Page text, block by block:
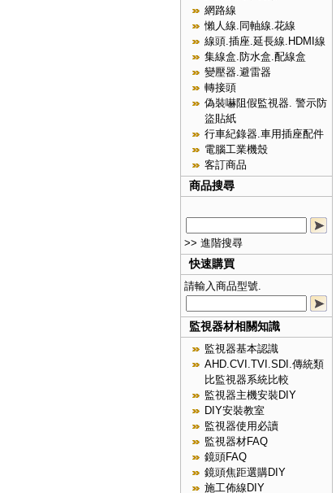
網路線
懶人線.同軸線.花線
線頭.插座.延長線.HDMI線
集線盒.防水盒.配線盒
變壓器.避雷器
轉接頭
偽裝嚇阻假監視器. 警示防
盜貼紙
行車紀錄器.車用插座配件
電腦工業機殼
客訂商品
商品搜尋
>> 進階搜尋
快速購買
請輸入商品型號.
監視器材相關知識
監視器基本認識
AHD.CVI.TVI.SDI.傳統類
比監視器系統比較
監視器主機安裝DIY
DIY安裝教室
監視器使用必讀
監視器材FAQ
鏡頭FAQ
鏡頭焦距選購DIY
施工佈線DIY